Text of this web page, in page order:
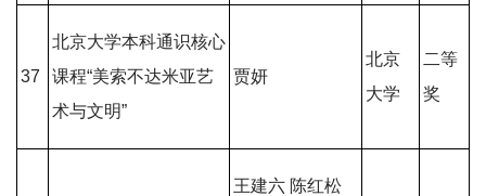
37
北京大学本科通识核心
课程“美索不达米亚艺
术与文明”
贾妍
北京
大学
二等
奖
王建六 陈红松